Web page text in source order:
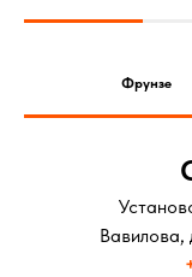
Фрунзе
Вавилова,